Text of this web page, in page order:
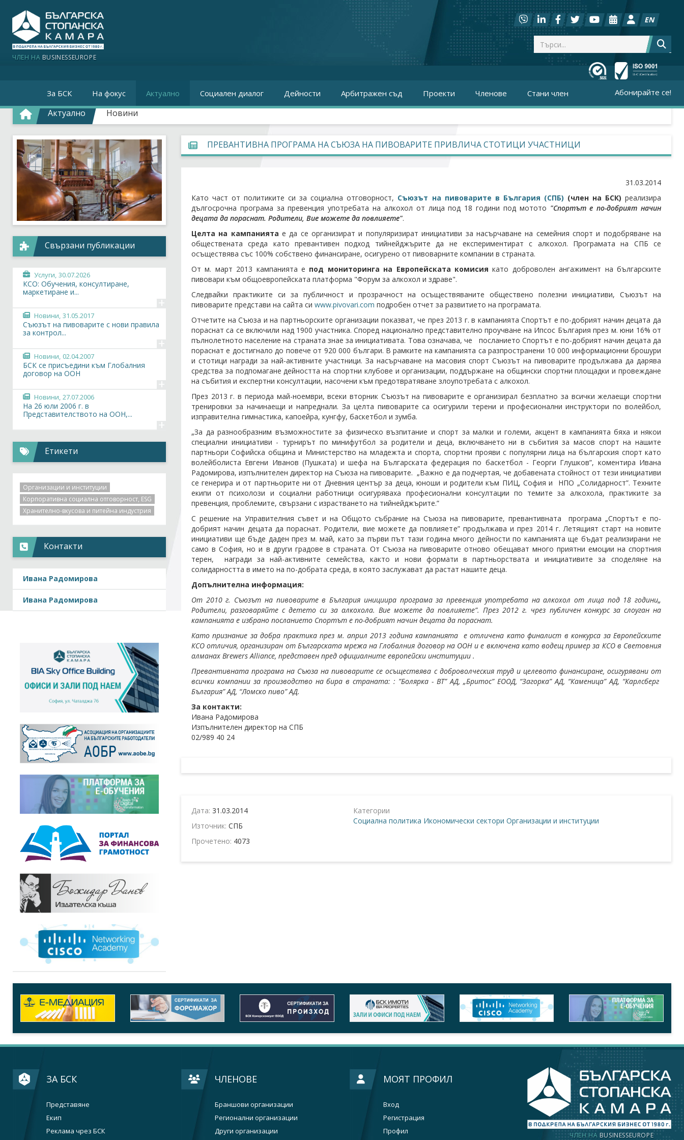
ЧЛЕН НА BUSINESSEUROPE
EN
За БСК На фокус Актуално Социален диалог Дейности Арбитражен съд Проекти Членове Стани член Абонирайте се!
Актуално Новини
ПРЕВАНТИВНА ПРОГРАМА НА СЪЮЗА НА ПИВОВАРИТЕ ПРИВЛИЧА СТОТИЦИ УЧАСТНИЦИ
31.03.2014
Като част от политиките си за социална отговорност, Съюзът на пивоварите в България (СПБ) (член на БСК)реализира
дългосрочна програма за превенция употребата на алкохол от лица под 18 години под мотото "Спортът е по-добрият начин
децата да пораснат. Родители, Вие можете да повлияете".
Целта на кампанията е да се организират и популяризират инициативи за насърчаване на семейния спорт и подобряване на
обществената среда като превантивен подход тийнейджърите да не експериментират с алкохол. Програмата на СПБ се
осъществява със 100% собствено финансиране, осигурено от пивоварните компании в страната.
От м. март 2013 кампанията е под мониторинга на Европейската комисиякато доброволен ангажимент на българските
пивовари към общоевропейската платформа "Форум за алкохол и здраве".
Следвайки практиките си за публичност и прозрачност на осъществяваните обществено полезни инициативи, Съюзът на
пивоварите представи на сайта си www.pivovari.com подробен отчет за развитието на програмата.
Отчетите на Съюза и на партньорските организации показват, че през 2013 г. в кампанията Спортът е по-добрият начин децата да
пораснат са се включили над 1900 участника. Според национално представително проучване на Ипсос България през м. юни 16% от
пълнолетното население на страната знае за инициативата. Това означава, че посланието Спортът е по-добрият начин децата да
пораснат е достигнало до повече от 920 000 българи. В рамките на кампанията са разпространени 10 000 информационни брошури
и стотици награди за най-активните участници. За насърчаване на масовия спорт Съюзът на пивоварите продължава да дарява
средства за подпомагане дейността на спортни клубове и организации, поддържане на общински спортни площадки и провеждане
на събития и експертни консултации, насочени към предотвратяване злоупотребата с алкохол.
През 2013 г. в периода май-ноември, всеки вторник Съюзът на пивоварите е организирал безплатно за всички желаещи спортни
тренировки за начинаещи и напреднали. За целта пивоварите са осигурили терени и професионални инструктори по волейбол,
изправителна гимнастика, капоейра, кунгфу, баскетбол и зумба.
„За да разнообразним възможностите за физическо възпитание и спорт за малки и големи, акцент в кампанията бяха и някои
специални инициативи - турнирът по минифутбол за родители и деца, включването ни в събития за масов спорт на нашите
партньори Софийска община и Министерство на младежта и спорта, спортни прояви с популярни лица на българския спорт като
волейболиста Евгени Иванов (Пушката) и шефа на Българската федерация по баскетбол - Георги Глушков”, коментира Ивана
Радомирова, изпълнителен директор на Съюза на пивоварите. „Важно е да подчертая, че добавената стойност от тези инициативи
се генерира и от партньорите ни от Дневния център за деца, юноши и родители към ПИЦ, София и НПО „Солидарност”. Техните
екипи от психолози и социални работници осигуряваха професионални консултации по темите за алкохола, практиките за
превенция, проблемите, свързани с израстването на тийнейджърите.”
С решение на Управителния съвет и на Общото събрание на Съюза на пивоварите, превантивната програма „Спортът е по-
добрият начин децата да пораснат. Родители, вие можете да повлияете” продължава и през 2014 г. Летящият старт на новите
инициативи ще бъде даден през м. май, като за първи път тази година много дейности по кампанията ще бъдат реализирани не
само в София, но и в други градове в страната. От Съюза на пивоварите отново обещават много приятни емоции на спортния
терен, награди за най-активните семейства, както и нови формати в партньорствата и инициативите за споделяне на
солидарността в името на по-добрата среда, в която заслужават да растат нашите деца.
Допълнителна информация:
От 2010 г. Съюзът на пивоварите в България инициира програма за превенция употребата на алкохол от лица под 18 години„
Родители, разговаряйте с детето си за алкохола. Вие можете да повлияете”. През 2012 г. чрез публичен конкурс за слоуган на
кампанията е избрано посланието Спортът е по-добрият начин децата да пораснат.
Като признание за добра практика през м. април 2013 година кампанията е отличена като финалист в конкурса за Европейските
КСО отличия, организиран от Българската мрежа на Глобалния договор на ООН и е включена като водещ пример за КСО в Световния
алманах Brewers Alliance, представен пред официалните европейски институции .
Превантивната програма на Съюза на пивоварите се осъществява с доброволческия труд и целевото финансиране, осигурявани от
всички компании за производство на бира в страната: : ”Болярка - ВТ” АД, „Бритос” ЕООД, “Загорка” АД, “Каменица” АД, “Карлсберг
България” АД, “Ломско пиво” АД.
За контакти:
Ивана Радомирова
Изпълнителен директор на СПБ
02/989 40 24
Дата: 31.03.2014
Източник: СПБ
Прочетено: 4073
Категории
Социална политика Икономически сектори Организации и институции
Свързани публикации
Услуги, 30.07.2026
КСО: Обучения, консултиране,
маркетиране и...
+
Новини, 31.05.2017
Съюзът на пивоварите с нови правила
за контрол...
+
Новини, 02.04.2007
БСК се присъедини към Глобалния
договор на ООН
+
Новини, 27.07.2006
На 26 юли 2006 г. в
Представителството на ООН,...
+
Етикети
Организации и институции
Корпоративна социална отговорност, ESG
Хранително-вкусова и питейна индустрия
Контакти
Ивана Радомирова
Ивана Радомирова
ЗА БСК
Представяне
Екип
Реклама чрез БСК
ЧЛЕНОВЕ
Браншови организации
Регионални организации
Други организации
МОЯТ ПРОФИЛ
Вход
Регистрация
Профил
ЧЛЕН НА BUSINESSEUROPE